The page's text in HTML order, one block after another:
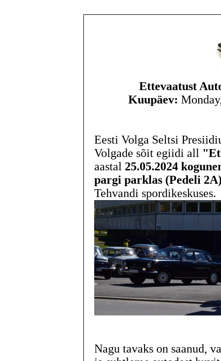
Ettevaatust
Kuupäev:
Eesti Volga Seltsi
Volgade sõit egiidi all
aastal 25.05.2024
pargi parklas (Pedeli
Tehvandi spordikeskuses.
Nagu tavaks on saanud,